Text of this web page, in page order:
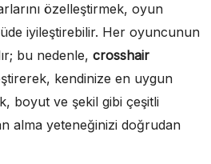
özelleştirmek, oyun
iyileştirebilir. Her oyuncunun
bu nedenle, crosshair
kendinize en uygun
boyut ve şekil gibi çeşitli
alma yeteneğinizi doğrudan